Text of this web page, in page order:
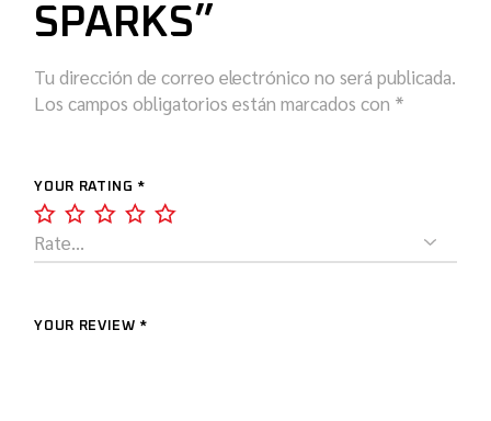
SPARKS”
Tu dirección de correo electrónico no será publicada.
Los campos obligatorios están marcados con *
YOUR RATING *
YOUR REVIEW *